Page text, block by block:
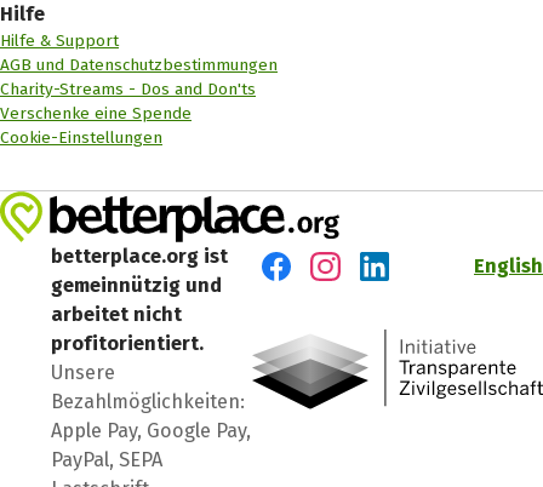
Hilfe
Hilfe & Support
AGB und Datenschutzbestimmungen
Charity-Streams - Dos and Don'ts
Verschenke eine Spende
Cookie-Einstellungen
betterplace.org ist
gemeinnützig und
arbeitet nicht
profitorientiert.
Unsere
Bezahlmöglichkeiten:
Apple Pay, Google Pay,
PayPal, SEPA
English